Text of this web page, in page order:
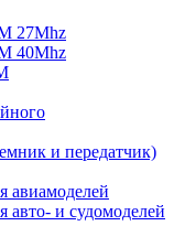
27Mhz
40Mhz
и передатчик)
авиамоделей
авто- и судомоделей